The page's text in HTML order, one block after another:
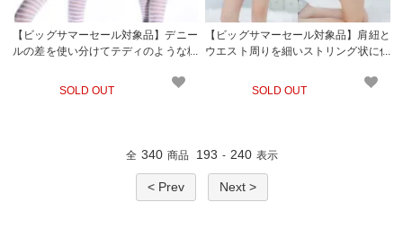
【ビッグサマーセール対象品】デニー
ルの差を使い分けてテディのような柄
KING) ホワイト
SOLD OUT
【ビッグサマーセール対象品】肩紐と
ウエスト周りを細いストリング状に仕
ング(STOCKING) ホワイト
SOLD OUT
全 340 商品 193 - 240 表示
< Prev Next >